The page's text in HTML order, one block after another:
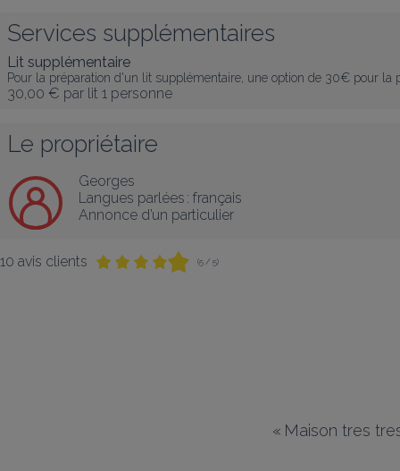
Services supplémentaires
Lit supplémentaire
Pour la préparation d'un lit supplémentaire, une option de 30€ pour la
30,00 € par lit 1 personne
Le propriétaire
Georges
Langues parlées : français
Annonce d’un particulier
10 avis clients (5 / 5)
« Maison tres